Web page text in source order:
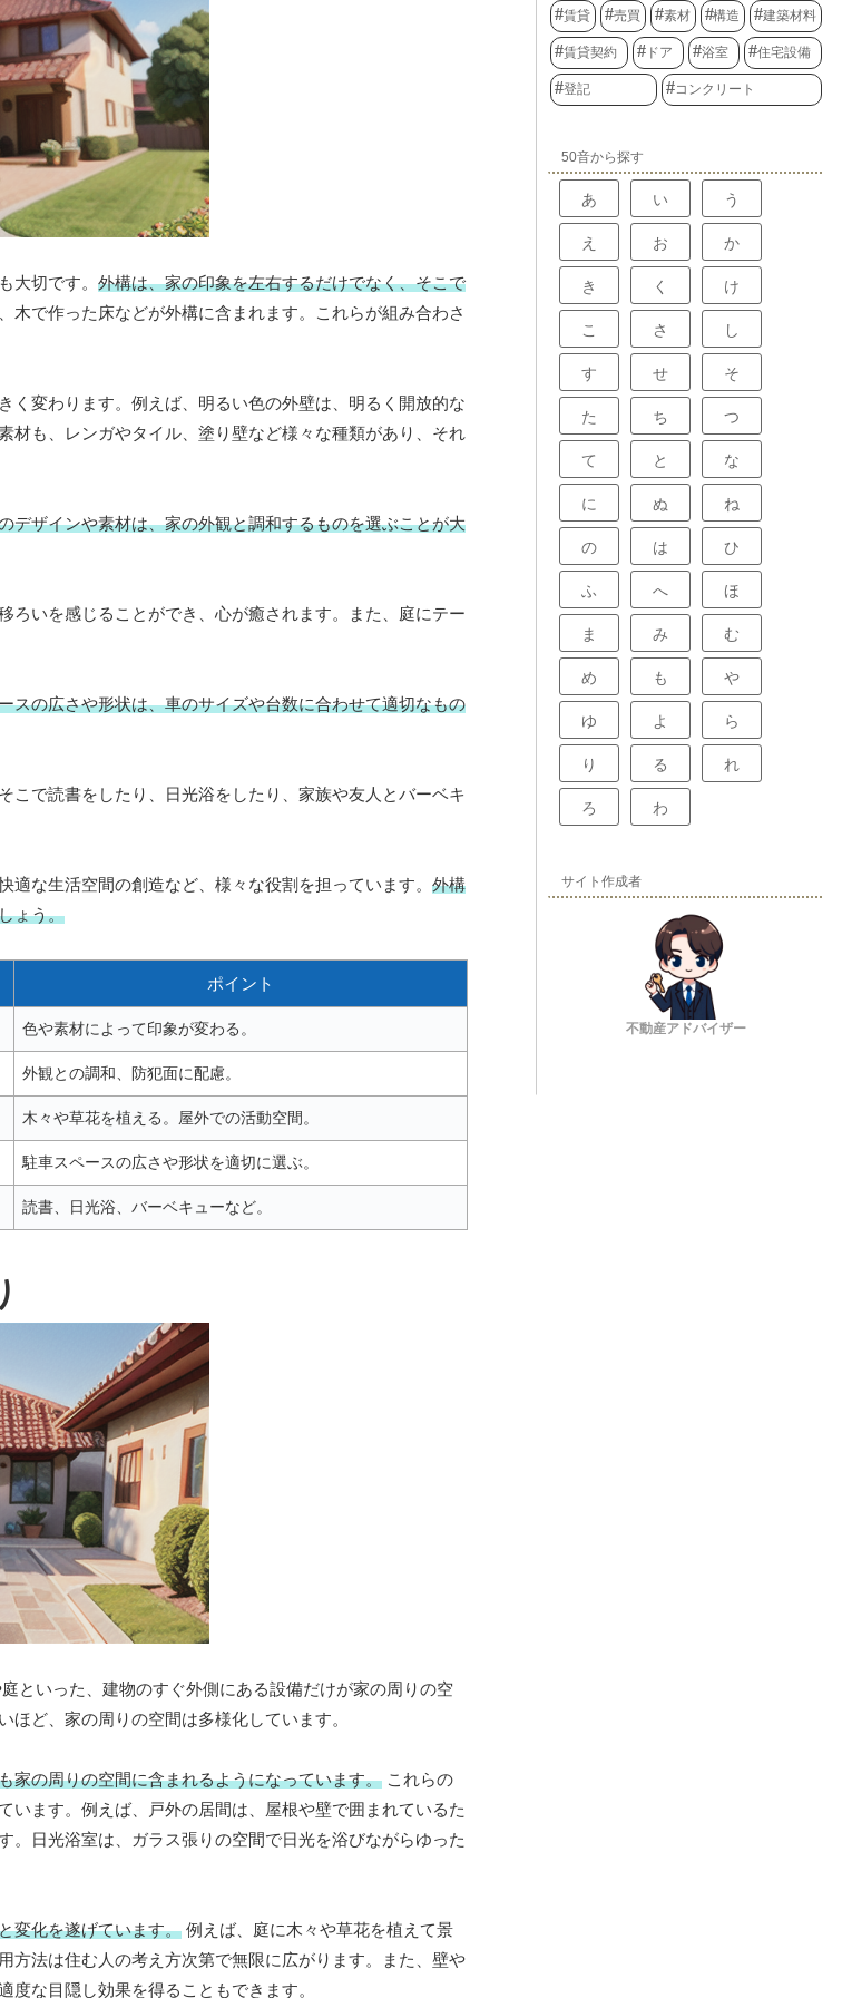
大切です。 外構は、家の印象を左右するだけでなく、そこで
木で作った床などが外構に含まれます。これらが組み合わさ
く変わります。例えば、明るい色の外壁は、明るく開放的な
材も、レンガやタイル、塗り壁など様々な種類があり、それ
デザインや素材は、家の外観と調和するものを選ぶことが大
ろいを感じることができ、心が癒されます。また、庭にテー
スの広さや形状は、車のサイズや台数に合わせて適切なもの
こで読書をしたり、日光浴をしたり、家族や友人とバーベキ
な生活空間の創造など、様々な役割を担っています。 外構
ょう。
ポイント
色や素材によって印象が変わる。
外観との調和、防犯面に配慮。
木々や草花を植える。屋外での活動空間。
駐車スペースの広さや形状を適切に選ぶ。
読書、日光浴、バーベキューなど。
といった、建物のすぐ外側にある設備だけが家の周りの空
ど、家の周りの空間は多様化しています。
家の周りの空間に含まれるようになっています。 これらの
ます。例えば、戸外の居間は、屋根や壁で囲まれているた
日光浴室は、ガラス張りの空間で日光を浴びながらゆった
変化を遂げています。 例えば、庭に木々や草花を植えて景
方法は住む人の考え方次第で無限に広がります。また、壁や
な目隠し効果を得ることもできます。
賃貸 売買 素材 構造 建築材料
賃貸契約 ドア 浴室 住宅設備
登記 コンクリート
50音から探す
あ い う
え お か
き く け
こ さ し
す せ そ
た ち つ
て と な
に ぬ ね
の は ひ
ふ へ ほ
ま み む
め も や
ゆ よ ら
り る れ
ろ わ
サイト作成者
不動産アドバイザー